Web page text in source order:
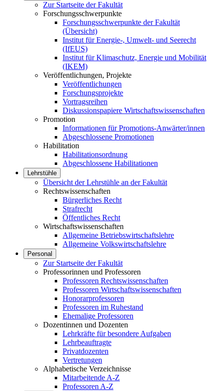
Zur Startseite der Fakultät
Forschungsschwerpunkte
Forschungsschwerpunkte der Fakultät
(Übersicht)
Institut für Energie-, Umwelt- und Seerecht
(IfEUS)
Institut für Klimaschutz, Energie und Mobilität
(IKEM)
Veröffentlichungen, Projekte
Veröffentlichungen
Forschungsprojekte
Vortragsreihen
Diskussionspapiere Wirtschaftswissenschaften
Promotion
Informationen für Promotions-Anwärter/innen
Abgeschlossene Promotionen
Habilitation
Habilitationsordnung
Abgeschlossene Habilitationen
Lehrstühle
Übersicht der Lehrstühle an der Fakultät
Rechtswissenschaften
Bürgerliches Recht
Strafrecht
Öffentliches Recht
Wirtschaftswissenschaften
Allgemeine Betriebswirtschaftslehre
Allgemeine Volkswirtschaftslehre
Personal
Zur Startseite der Fakultät
Professorinnen und Professoren
Professoren Rechtswissenschaften
Professoren Wirtschaftswissenschaften
Honorarprofessoren
Professoren im Ruhestand
Ehemalige Professoren
Dozentinnen und Dozenten
Lehrkräfte für besondere Aufgaben
Lehrbeauftragte
Privatdozenten
Vertretungen
Alphabetische Verzeichnisse
Mitarbeitende A-Z
Professoren A-Z